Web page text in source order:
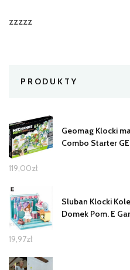
zzzzz
PRODUKTY
Geomag Klocki
Combo Starter
119,00zł
Sluban Klocki
Domek Pom. E
19,97zł